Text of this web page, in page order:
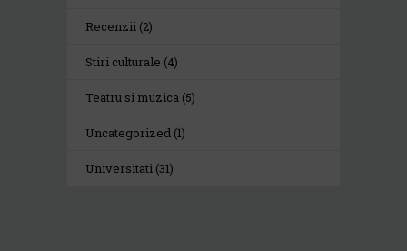
Recenzii (2)
Stiri culturale (4)
Teatru si muzica (5)
Uncategorized (1)
Universitati (31)